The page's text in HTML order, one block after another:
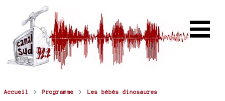
Accueil > Programme > Les bébés dinosaures